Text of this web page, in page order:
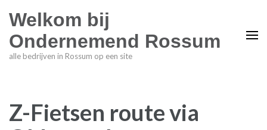
Welkom bij
Ondernemend Rossum
alle bedrijven in Rossum op een site
Z-Fietsen route via